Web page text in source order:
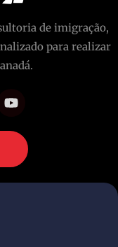
de imigração,
para realizar